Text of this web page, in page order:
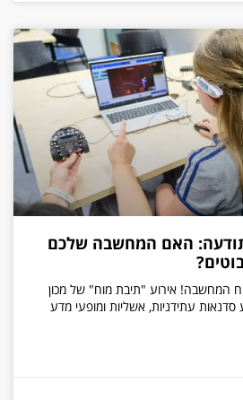
האם המחשבה שלכם
המחשבה! אירוע "תיבת מוח" של מכון
סדנאות עתידניות, אשליות ומופעי מדע